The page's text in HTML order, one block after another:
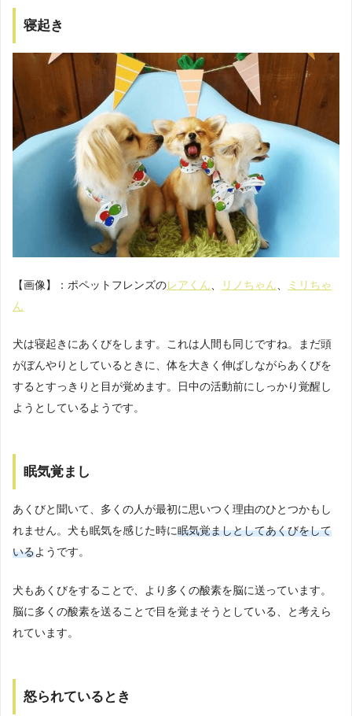
寝起き
【画像】：ポペットフレンズのレアくん リノちゃん
ミリちゃ
ん
犬は寝起きにあくびをします。これは人間も同じですね。まだ頭
がぼんやりとしているときに、体を大きく伸ばしながらあくびを
するとすっきりと目が覚めます。日中の活動前にしっかり覚醒し
ようとしているようです。
眠気覚まし
あくびと聞いて、多くの人が最初に思いつく理由のひとつかもし
れません。犬も眠気を感じた時に眠気覚ましとしてあくびをして
いるようです。
犬もあくびをすることで、より多くの酸素を脳に送っています。
脳に多くの酸素を送ることで目を覚まそうとしている、と考えら
れています。
怒られているとき